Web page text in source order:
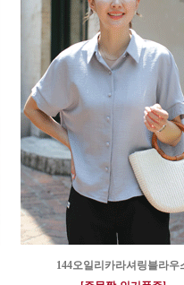
144오일리카라셔링블라우